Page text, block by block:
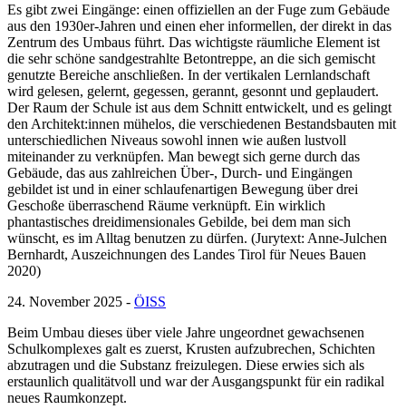
Es gibt zwei Eingänge: einen offiziellen an der Fuge zum Gebäude
aus den 1930er-Jahren und einen eher informellen, der direkt in das
Zentrum des Umbaus führt. Das wichtigste räumliche Element ist
die sehr schöne sandgestrahlte Betontreppe, an die sich gemischt
genutzte Bereiche anschließen. In der vertikalen Lernlandschaft
wird gelesen, gelernt, gegessen, gerannt, gesonnt und geplaudert.
Der Raum der Schule ist aus dem Schnitt entwickelt, und es gelingt
den Architekt:innen mühelos, die verschiedenen Bestandsbauten mit
unterschiedlichen Niveaus sowohl innen wie außen lustvoll
miteinander zu verknüpfen. Man bewegt sich gerne durch das
Gebäude, das aus zahlreichen Über-, Durch- und Eingängen
gebildet ist und in einer schlaufenartigen Bewegung über drei
Geschoße überraschend Räume verknüpft. Ein wirklich
phantastisches dreidimensionales Gebilde, bei dem man sich
wünscht, es im Alltag benutzen zu dürfen. (Jurytext: Anne-Julchen
Bernhardt, Auszeichnungen des Landes Tirol für Neues Bauen
2020)
24. November 2025 - ÖISS
Beim Umbau dieses über viele Jahre ungeordnet gewachsenen
Schulkomplexes galt es zuerst, Krusten aufzubrechen, Schichten
abzutragen und die Substanz freizulegen. Diese erwies sich als
erstaunlich qualitätvoll und war der Ausgangspunkt für ein radikal
neues Raumkonzept.